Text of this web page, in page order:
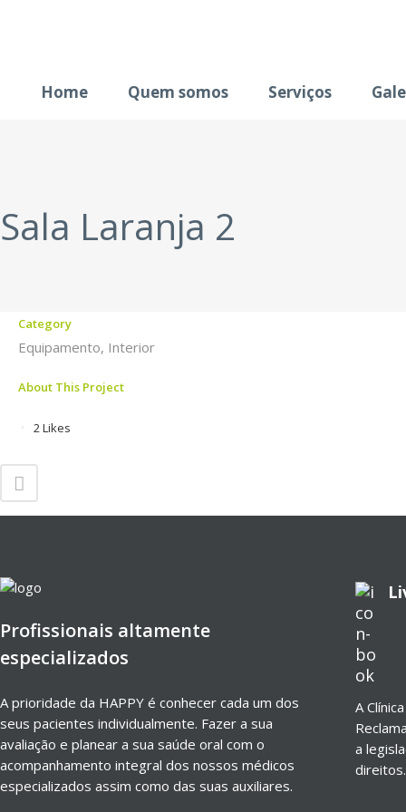
Home Quem somos Serviços
Sala Laranja 2
Category
Equipamento, Interior
About This Project
2Likes
Profissionais altamente
especializados
A prioridade da HAPPY é conhecer cada um dos
seus pacientes individualmente. Fazer a sua
avaliação e planear a sua saúde oral com o
acompanhamento integral dos nossos médicos
especializados assim como das suas auxiliares.
A
a
direitos.